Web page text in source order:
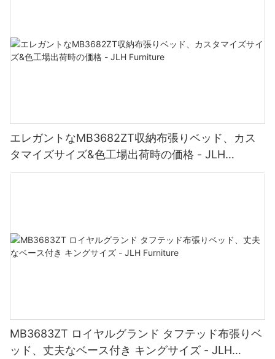
エレガントなMB3682ZT収納布張りベッド、カス
タマイズサイズ&色工場出荷時の価格 - JLH
Furniture
MB3683ZT ロイヤルグランド タフテッド布張りベ
ッド、丈夫なベース付き キングサイズ - JLH